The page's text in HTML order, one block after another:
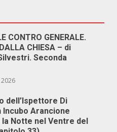
CONTRO GENERALE.
CHIESA – di
Seconda
dell’Ispettore Di
Incubo Arancione
Notte nel Ventre del